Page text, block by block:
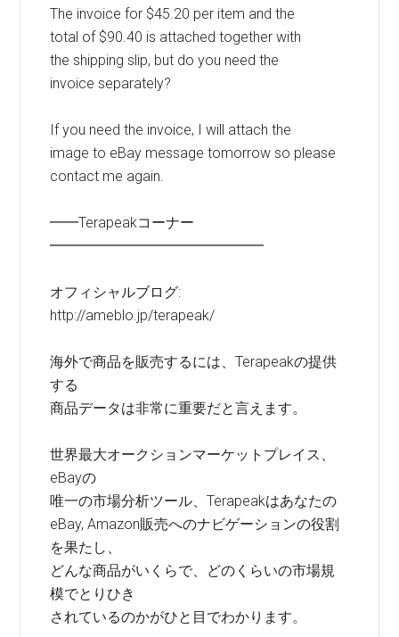
The invoice for $45.20 per item and the
total of $90.40 is attached together with
the shipping slip, but do you need the
invoice separately?
If you need the invoice, I will attach the
image to eBay message tomorrow so please
contact me again.
━━Terapeakコーナー
━━━━━━━━━━━━━━━
オフィシャルブログ:
http://ameblo.jp/terapeak/
海外で商品を販売するには、Terapeakの提供
する
商品データは非常に重要だと言えます。
世界最大オークションマーケットプレイス、
eBayの
唯一の市場分析ツール、Terapeakはあなたの
eBay, Amazon販売へのナビゲーションの役割
を果たし、
どんな商品がいくらで、どのくらいの市場規
模でとりひき
されているのかがひと目でわかります。